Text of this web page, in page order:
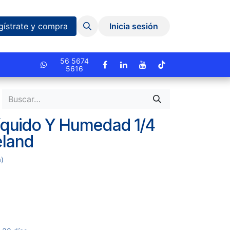
Eventos y Capacitaciones Quiniela
y compra Inicia sesión
56 5674
5616
Y Humedad 1/4